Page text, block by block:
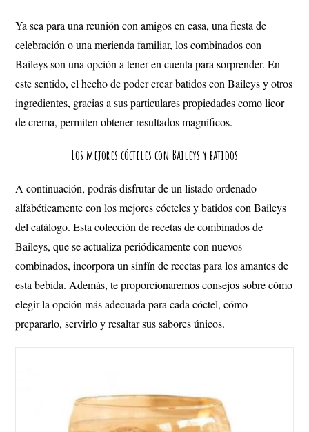
Ya sea para una reunión con amigos en casa, una fiesta de
celebración o una merienda familiar, los combinados con
Baileys son una opción a tener en cuenta para sorprender. En
este sentido, el hecho de poder crear batidos con Baileys y otros
ingredientes, gracias a sus particulares propiedades como licor
de crema, permiten obtener resultados magníficos.
Los mejores cócteles con Baileys y batidos
A continuación, podrás disfrutar de un listado ordenado
alfabéticamente con los mejores cócteles y batidos con Baileys
del catálogo. Esta colección de recetas de combinados de
Baileys, que se actualiza periódicamente con nuevos
combinados, incorpora un sinfín de recetas para los amantes de
esta bebida. Además, te proporcionaremos consejos sobre cómo
elegir la opción más adecuada para cada cóctel, cómo
prepararlo, servirlo y resaltar sus sabores únicos.